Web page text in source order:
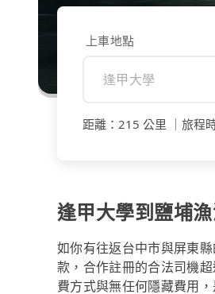
上車地點
距離 ： 215 公里 旅程
逢甲大學到鹽埔
如你有往返台中市與屏東
款，合作註冊的合法司機
費方式與無任何隱藏費用